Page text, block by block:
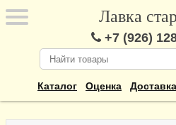
Лавка
+7 (926)
Каталог Оценка